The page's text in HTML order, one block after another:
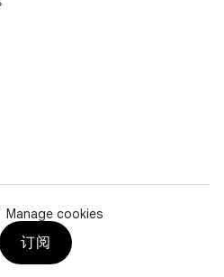
Manage cookies
订阅